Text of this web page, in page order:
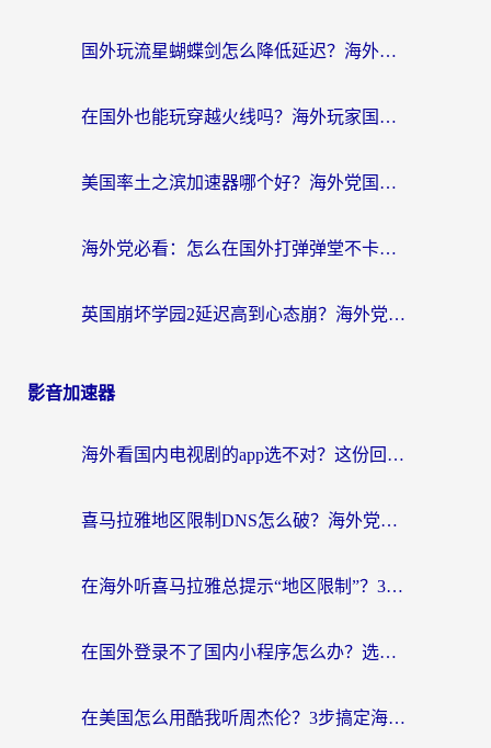
国外玩流星蝴蝶剑怎么降低延迟？海外党必看的加速秘籍（含欧洲鸣潮&彩虹岛优化攻略）
在国外也能玩穿越火线吗？海外玩家国服游戏畅玩终极指南
美国率土之滨加速器哪个好？海外党国服游戏畅玩终极指南（附多游戏解决方案）
海外党必看：怎么在国外打弹弹堂不卡？番茄加速器亲测指南
英国崩坏学园2延迟高到心态崩？海外党国服游戏加速终极指南
影音加速器
海外看国内电视剧的app选不对？这份回国加速器避坑指南帮你流畅追剧
喜马拉雅地区限制DNS怎么破？海外党听国内音乐听书的终极解决方案
在海外听喜马拉雅总提示“地区限制”？3步轻松解除+听国内音乐全攻略
在国外登录不了国内小程序怎么办？选对回国加速器，轻松解锁国内资源
在美国怎么用酷我听周杰伦？3步搞定海外听歌难题